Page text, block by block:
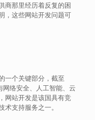
商那里经历着反复的困
，这些网站开发问题可
一个关键部分，截至
络安全、人工智能、云
网站开发是该国具有竞
支持服务之一。